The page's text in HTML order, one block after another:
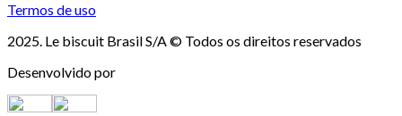
Termos de uso
2025. Le biscuit Brasil S/A © Todos os direitos reservados
Desenvolvido por